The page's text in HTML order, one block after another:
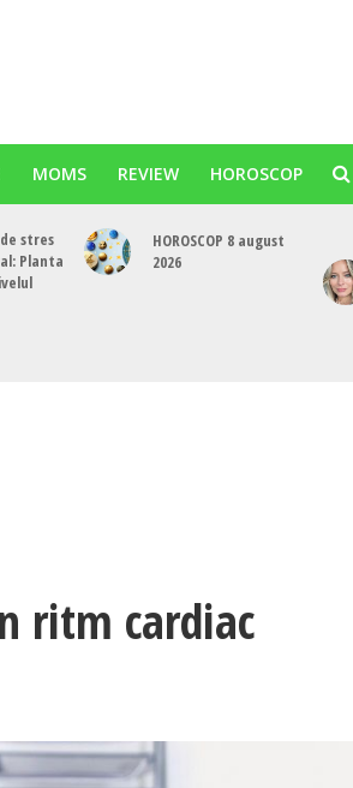
MOMS REVIEW HOROSCOP
stres
Planta
HOROSCOP 8 august
2026
ritm cardiac